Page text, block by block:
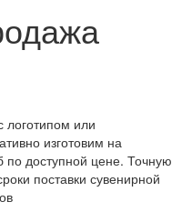
логотипом или
изготовим на
доступной цене. Точную
поставки сувенирной